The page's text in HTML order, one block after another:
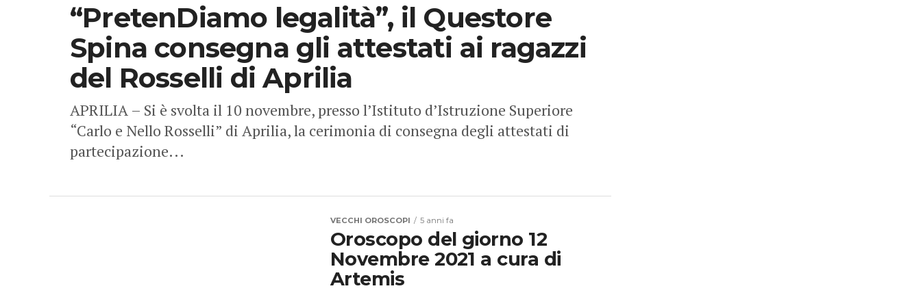
“PretenDiamo legalità”, il Questore
Spina consegna gli attestati ai ragazzi
del Rosselli di Aprilia
APRILIA – Si è svolta il 10 novembre, presso l’Istituto d’Istruzione Superiore
“Carlo e Nello Rosselli” di Aprilia, la cerimonia di consegna degli attestati di
partecipazione...
VECCHI OROSCOPI 5 anni fa
Oroscopo del giorno 12
Novembre 2021 a cura di
Artemis